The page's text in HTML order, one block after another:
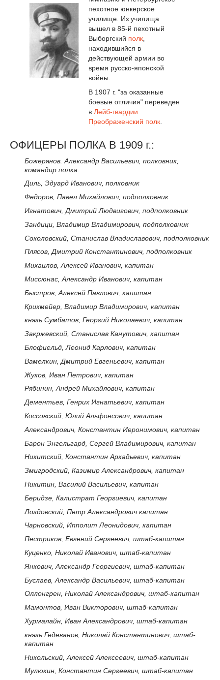
пехотное юнкерское
училище. Из училища
вышел в 85-й пехотный
Выборгский полк
находившийся в
действующей армии во
время русско-японской
войны.
В 1907 г. "за оказанные
боевые отличия" переведен
в Лейб-гвардии
Преображенский полк.
ОФИЦЕРЫ ПОЛКА В 1909 г.:
Божерянов. Александр Васильевич, полковник,
командир полка.
Диль, Эдуард Иванович, полковник
Федоров, Павел Михайлович, подполковник
Игнатович, Дмитрий Людвигович, подполковник
Зандици, Владимир Владимирович, подполковник
Соколовский, Станислав Владиславович, подполковник
Плясов, Дмитрий Константинович, подполковник
Михаилов, Алексей Иванович, капитан
Миссюнас, Александр Иванович, капитан
Быстров, Алексей Павлович, капитан
Крикмейер, Владимир Владимирович, капитан
князь Сумбатов, Георгий Николаевич, капитан
Закржевский, Станислав Канутович, капитан
Блофиельд, Леонид Карлович, капитан
Вамелкин, Дмитрий Евгеньевич, капитан
Жуков, Иван Петрович, капитан
Рябинин, Андрей Михайлович, капитан
Дементьев, Генрих Игнатьевич, капитан
Коссовский, Юлий Альфонсович, капитан
Александрович, Константин Иеронимович, капитан
Барон Энгельгард, Сергей Владимирович, капитан
Никитский, Константин Аркадьевич, капитан
Змигродский, Казимир Александрович, капитан
Никитин, Василий Васильевич, капитан
Беридзе, Калистрат Георгиевич, капитан
Лоздовский, Петр Александрович капитан
Чарновский, Ипполит Леонидович, капитан
Пестриков, Евгений Сергеевич, штаб-капитан
Куценко, Николай Иванович, штаб-капитан
Янкович, Александр Георгиевич, штаб-капитан
Буслаев, Александр Васильевич, штаб-капитан
Оллонгрен, Николай Александрович, штаб-капитан
Мамонтов, Иван Викторович, штаб-капитан
Хурмалайн, Иван Александрович, штаб-капитан
князь Гедеванов, Николай Константинович, штаб-
капитан
Никольский, Алексей Алексеевич, штаб-капитан
Мулюкин, Константин Сергеевич, штаб-капитан